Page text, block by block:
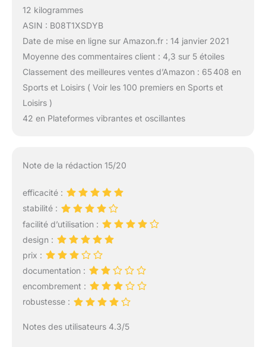
12 kilogrammes
ASIN : B08T1XSDYB
Date de mise en ligne sur Amazon.fr : 14 janvier 2021
Moyenne des commentaires client : 4,3 sur 5 étoiles
Classement des meilleures ventes d’Amazon : 65 408 en
Sports et Loisirs ( Voir les 100 premiers en Sports et
Loisirs )
42 en Plateformes vibrantes et oscillantes
Note de la rédaction 15/20
efficacité :
stabilité :
facilité d’utilisation :
design :
prix :
documentation :
encombrement :
robustesse :
Notes des utilisateurs 4.3/5